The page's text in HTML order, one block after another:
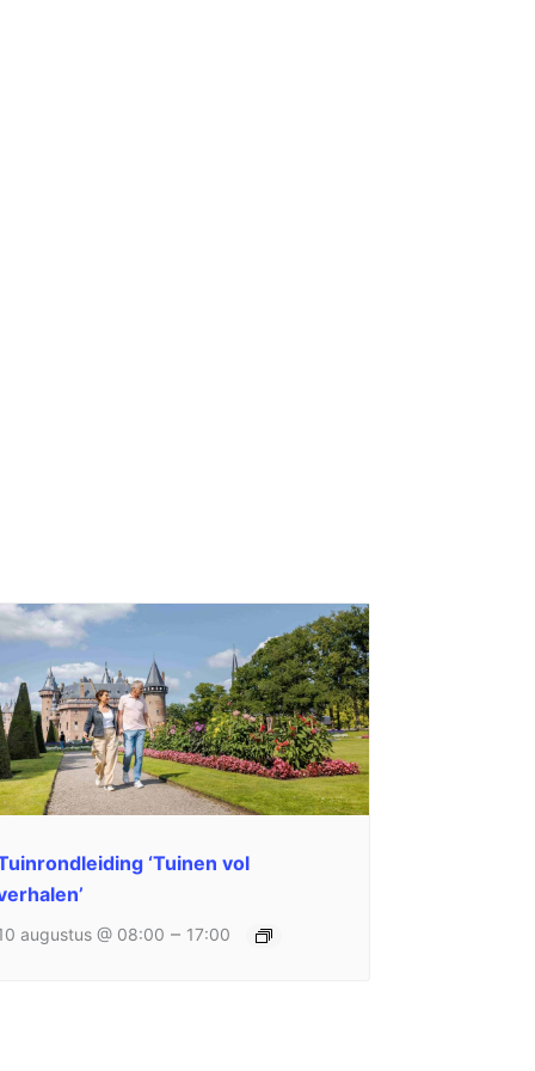
‘Tuinen vol
augustus @ 08:00 – 17:00